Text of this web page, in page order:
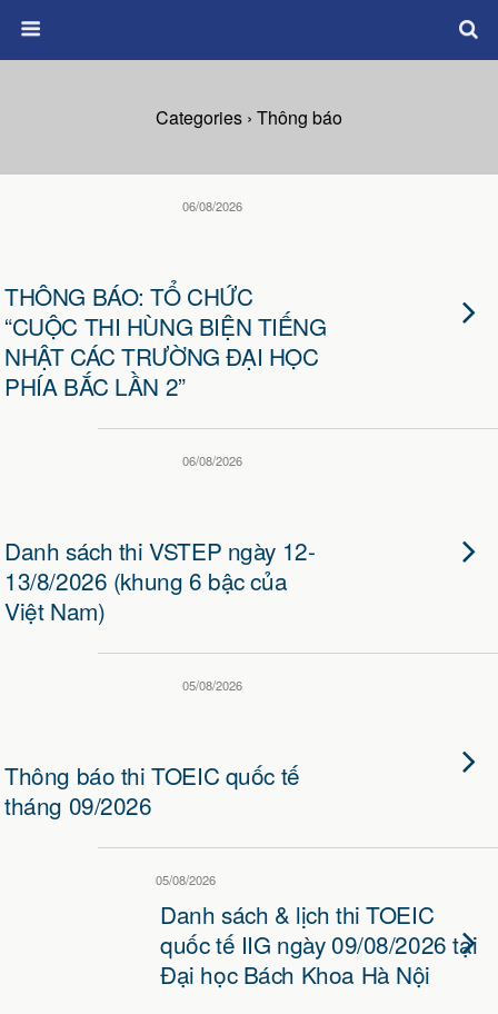
Categories › Thông báo
06/08/2026
THÔNG BÁO: TỔ CHỨC
“CUỘC THI HÙNG BIỆN TIẾNG
NHẬT CÁC TRƯỜNG ĐẠI HỌC
PHÍA BẮC LẦN 2”
06/08/2026
Danh sách thi VSTEP ngày 12-
13/8/2026 (khung 6 bậc của
Việt Nam)
05/08/2026
Thông báo thi TOEIC quốc tế
tháng 09/2026
05/08/2026
Danh sách & lịch thi TOEIC
quốc tế IIG ngày 09/08/2026 tại
Đại học Bách Khoa Hà Nội